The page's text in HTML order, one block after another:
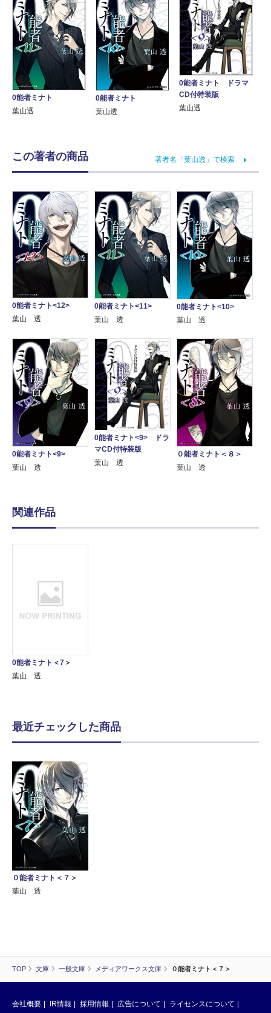
TOP 文庫 一般文庫 メディアワークス文庫 ０能者ミナト＜７＞
0能者ミナト
葉山透
0能者ミナト
葉山透
0能者ミナト ドラマ
CD付特装版
葉山透
この著者の商品 著者名「葉山透」で検索
0能者ミナト<12>
葉山 透
0能者ミナト<11>
葉山 透
0能者ミナト<10>
葉山 透
0能者ミナト<9>
葉山 透
0能者ミナト<9> ドラ
マCD付特装版
葉山 透
０能者ミナト＜８＞
葉山 透
関連作品
0能者ミナト＜7＞
葉山 透
最近チェックした商品
０能者ミナト＜７＞
葉山 透
会社概要 IR情報 採用情報 広告について
ライセンスについて